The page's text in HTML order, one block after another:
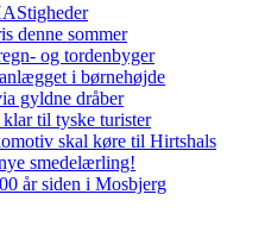
denne sommer
og tordenbyger
i børnehøjde
gyldne dråber
til tyske turister
skal køre til Hirtshals
smedelærling!
år siden i Mosbjerg